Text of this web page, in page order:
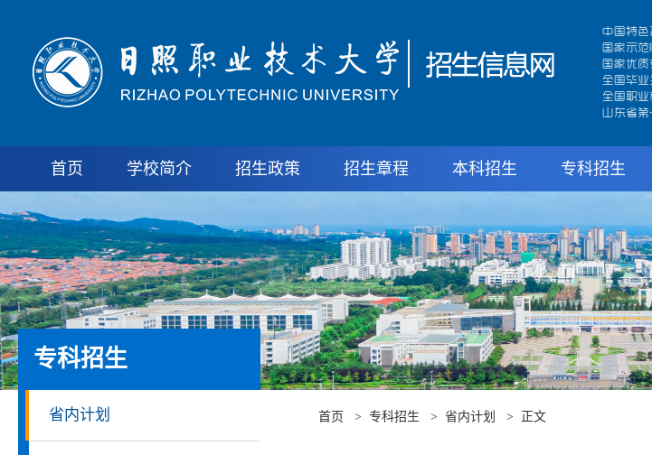
首页 学校简介 招生政策 招生章程 本科招生 专科招生
专科招生
省内计划 首页 > 专科招生 > 省内计划 > 正文